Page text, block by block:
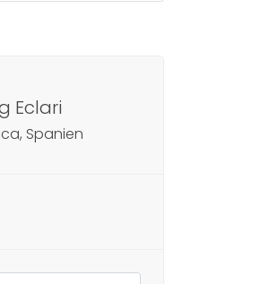
Eclari
Spanien